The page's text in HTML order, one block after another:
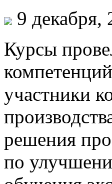
9 декабря,
Курсы
участники
решения
по